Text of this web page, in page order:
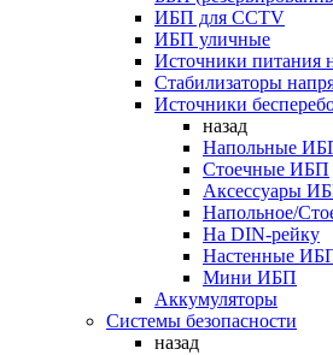
ИБП для CCTV
ИБП уличные
Источники питания
Стабилизаторы
Источники
назад
Напольные
Стоечные ИБП
Аксессуары
Напольное/
На DIN-рейку
Настенные
Мини ИБП
Аккумуляторы
Системы безопасности
назад